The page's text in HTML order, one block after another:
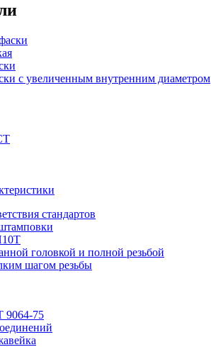
с увеличенным внутренним диаметром
стандартов
головкой и полной резьбой
шагом резьбы
9064-75